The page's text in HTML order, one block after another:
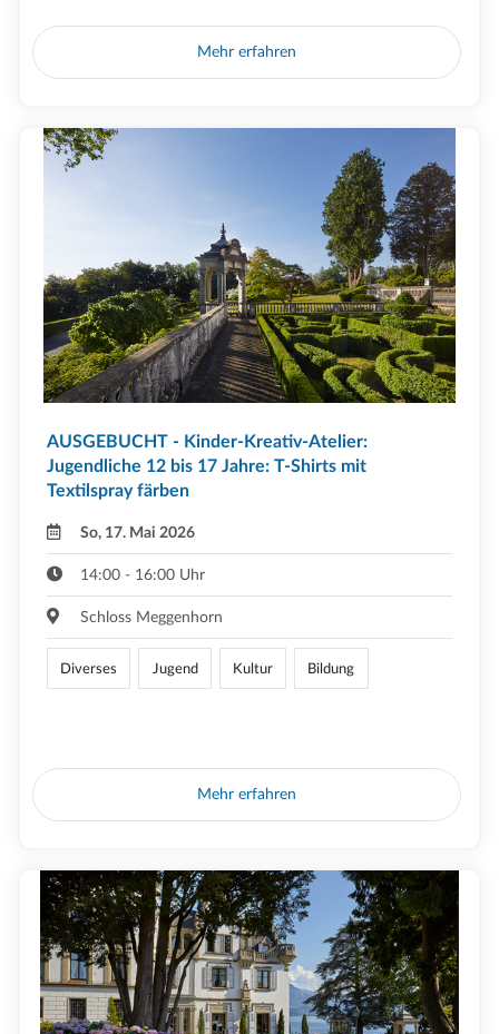
Mehr erfahren
AUSGEBUCHT - Kinder-Kreativ-Atelier:
Jugendliche 12 bis 17 Jahre: T-Shirts mit
Textilspray färben
So, 17. Mai 2026
14:00 - 16:00 Uhr
Schloss Meggenhorn
Diverses Jugend Kultur Bildung
Mehr erfahren